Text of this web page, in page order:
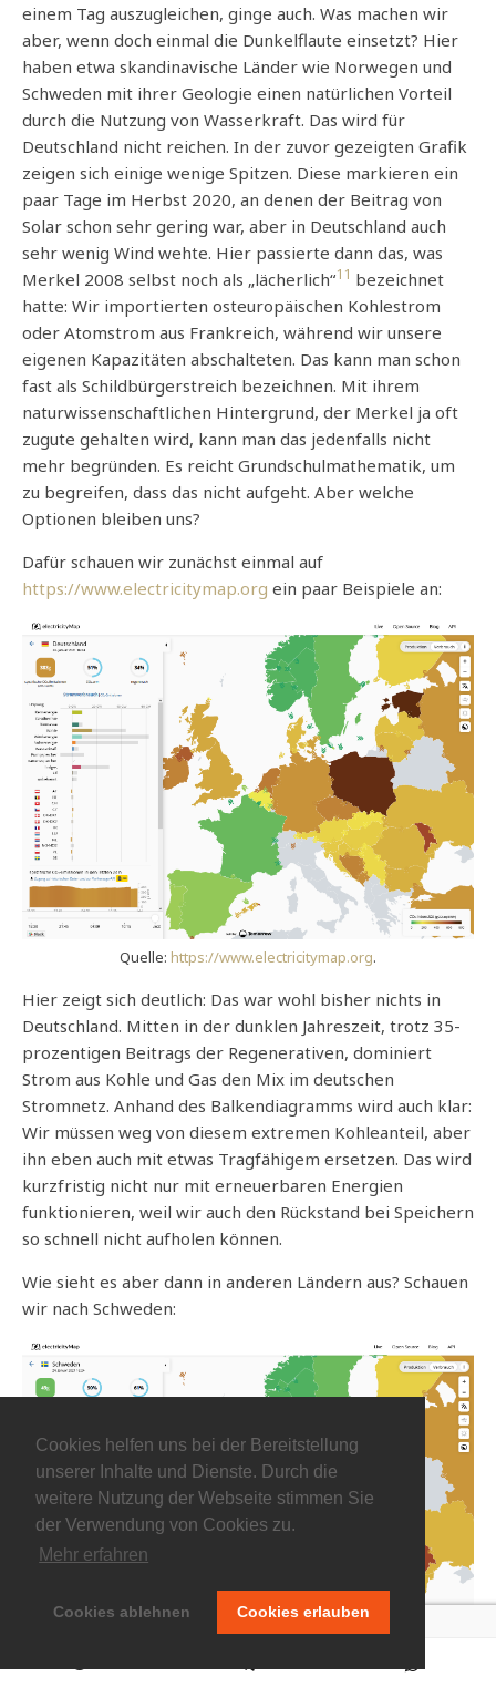
Cookies helfen uns bei der Bereitstellung
unserer Inhalte und Dienste. Durch die
weitere Nutzung der Webseite stimmen Sie
der Verwendung von Cookies zu.
Mehr erfahren
Cookies ablehnen Cookies erlauben
einem Tag auszugleichen, ginge auch. Was machen wir
aber, wenn doch einmal die Dunkelflaute einsetzt? Hier
haben etwa skandinavische Länder wie Norwegen und
Schweden mit ihrer Geologie einen natürlichen Vorteil
durch die Nutzung von Wasserkraft. Das wird für
Deutschland nicht reichen. In der zuvor gezeigten Grafik
zeigen sich einige wenige Spitzen. Diese markieren ein
paar Tage im Herbst 2020, an denen der Beitrag von
Solar schon sehr gering war, aber in Deutschland auch
sehr wenig Wind wehte. Hier passierte dann das, was
Merkel 2008 selbst noch als „lächerlich“11 bezeichnet
hatte: Wir importierten osteuropäischen Kohlestrom
oder Atomstrom aus Frankreich, während wir unsere
eigenen Kapazitäten abschalteten. Das kann man schon
fast als Schildbürgerstreich bezeichnen. Mit ihrem
naturwissenschaftlichen Hintergrund, der Merkel ja oft
zugute gehalten wird, kann man das jedenfalls nicht
mehr begründen. Es reicht Grundschulmathematik, um
zu begreifen, dass das nicht aufgeht. Aber welche
Optionen bleiben uns?
Dafür schauen wir zunächst einmal auf
https://www.electricitymap.org ein paar Beispiele an:
Quelle: https://www.electricitymap.org.
Hier zeigt sich deutlich: Das war wohl bisher nichts in
Deutschland. Mitten in der dunklen Jahreszeit, trotz 35-
prozentigen Beitrags der Regenerativen, dominiert
Strom aus Kohle und Gas den Mix im deutschen
Stromnetz. Anhand des Balkendiagramms wird auch klar:
Wir müssen weg von diesem extremen Kohleanteil, aber
ihn eben auch mit etwas Tragfähigem ersetzen. Das wird
kurzfristig nicht nur mit erneuerbaren Energien
funktionieren, weil wir auch den Rückstand bei Speichern
so schnell nicht aufholen können.
Wie sieht es aber dann in anderen Ländern aus? Schauen
wir nach Schweden:
https://www.electricitymap.org